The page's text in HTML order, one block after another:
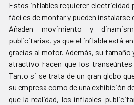
Estos inflables requieren electricidad
fáciles de montar y pueden instalarse
Añaden movimiento y
publicitarias, ya que el inflable está
gracias al motor. Además, su tamaño
atractivo hacen que los
Tanto si se trata de un gran globo
su empresa como de una exhibición
que la realidad, los inflables